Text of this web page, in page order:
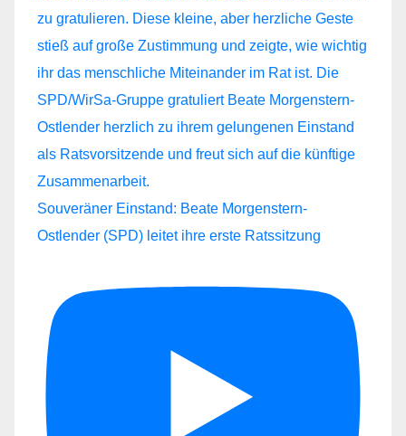
Souveräner Einstand: Beate Morgenstern-
Ostlender (SPD) leitet ihre erste Ratssitzung